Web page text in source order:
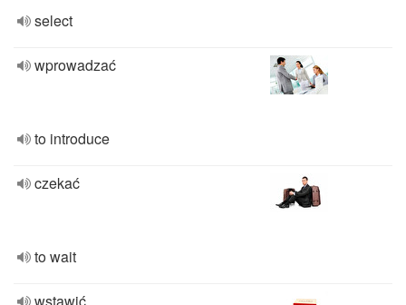
select
wprowadzać
to introduce
czekać
to wait